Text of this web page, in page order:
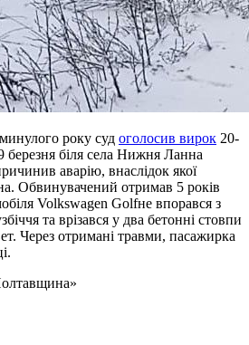
року суд оголосив вирок 20-
березня біля села Нижня Ланна
аварію, внаслідок якої
Обвинувачений отримав 5 років
Volkswagen Golfне впорався з
та врізався у два бетонні стовпи
Через отримані травми, пасажирка